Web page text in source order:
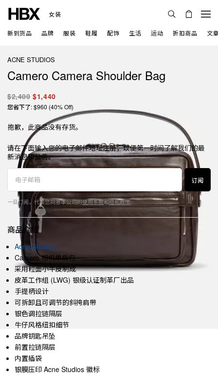
女装
新到货品 品牌 服装 鞋履 配饰 生活 运动 折扣商品 文
ACNE STUDIOS
Camero Camera Shoulder Bag
$2,400 $1,440
您省下了: $960 (40% Off)
抱歉，此商品没有存货。
请在下面输入您的电子邮件地址注册，以便第一时间了解我们的最
新消息和公告。
订阅
一旦订阅，代表您同意本公司的使用条款和隐私政策。
商品介绍
Acne Studios
Camero 相机单肩包
采用粒面小牛皮制成
皮革工作组 (LWG) 银级认证制革厂出品
手提柄设计
可拆卸且可调节的斜挎肩带
银色调拉链隔层
牛仔风格纽扣细节
品牌钥匙吊坠
前置拉链隔层
内置插袋
银膜压印 Acne Studios 徽标